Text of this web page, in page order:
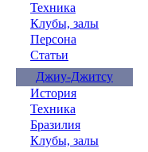
Техника
Клубы, залы
Персона
Статьи
Джиу-Джитсу
История
Техника
Бразилия
Клубы, залы